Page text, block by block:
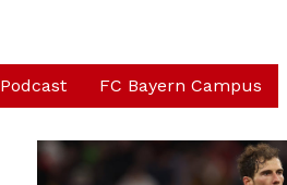
Podcast FC Bayern Campus